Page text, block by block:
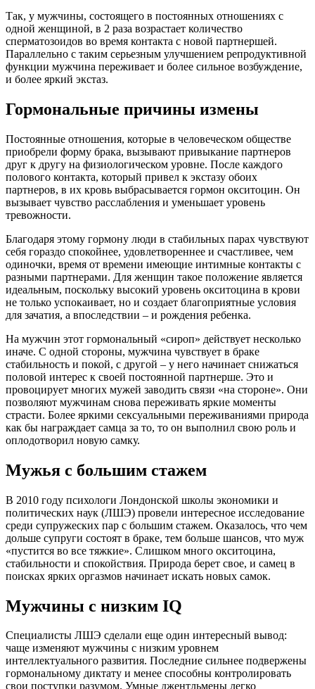
Так, у мужчины, состоящего в постоянных отношениях с
одной женщиной, в 2 раза возрастает количество
сперматозоидов во время контакта с новой партнершей.
Параллельно с таким серьезным улучшением репродуктивной
функции мужчина переживает и более сильное возбуждение,
и более яркий экстаз.
Гормональные причины измены
Постоянные отношения, которые в человеческом обществе
приобрели форму брака, вызывают привыкание партнеров
друг к другу на физиологическом уровне. После каждого
полового контакта, который привел к экстазу обоих
партнеров, в их кровь выбрасывается гормон окситоцин. Он
вызывает чувство расслабления и уменьшает уровень
тревожности.
Благодаря этому гормону люди в стабильных парах чувствуют
себя гораздо спокойнее, удовлетвореннее и счастливее, чем
одиночки, время от времени имеющие интимные контакты с
разными партнерами. Для женщин такое положение является
идеальным, поскольку высокий уровень окситоцина в крови
не только успокаивает, но и создает благоприятные условия
для зачатия, а впоследствии – и рождения ребенка.
На мужчин этот гормональный «сироп» действует несколько
иначе. С одной стороны, мужчина чувствует в браке
стабильность и покой, с другой – у него начинает снижаться
половой интерес к своей постоянной партнерше. Это и
провоцирует многих мужей заводить связи «на стороне». Они
позволяют мужчинам снова переживать яркие моменты
страсти. Более яркими сексуальными переживаниями природа
как бы награждает самца за то, то он выполнил свою роль и
оплодотворил новую самку.
Мужья с большим стажем
В 2010 году психологи Лондонской школы экономики и
политических наук (ЛШЭ) провели интересное исследование
среди супружеских пар с большим стажем. Оказалось, что чем
дольше супруги состоят в браке, тем больше шансов, что муж
«пустится во все тяжкие». Слишком много окситоцина,
стабильности и спокойствия. Природа берет свое, и самец в
поисках ярких оргазмов начинает искать новых самок.
Мужчины с низким IQ
Специалисты ЛШЭ сделали еще один интересный вывод:
чаще изменяют мужчины с низким уровнем
интеллектуального развития. Последние сильнее подвержены
гормональному диктату и менее способны контролировать
свои поступки разумом. Умные джентльмены легко